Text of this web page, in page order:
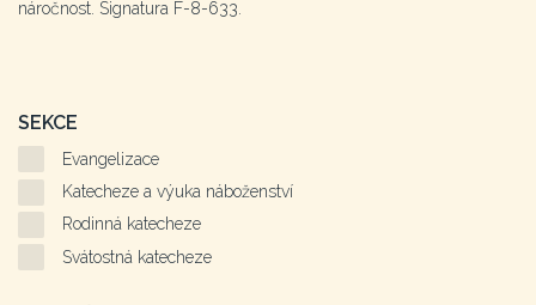
náročnost. Signatura F-8-633.
SEKCE
Evangelizace
Katecheze a výuka náboženství
Rodinná katecheze
Svátostná katecheze